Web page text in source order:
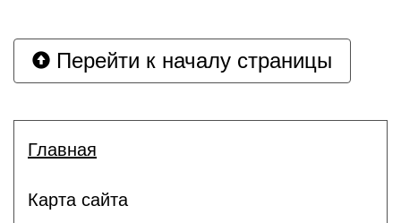
Перейти к началу страницы
Главная
Карта сайта